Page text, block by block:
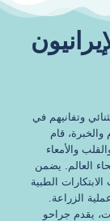
وتفانيهم في
قام
والأمعاء
العالم. يضمن
الطبية
الزراعة.
يقدم جراحو